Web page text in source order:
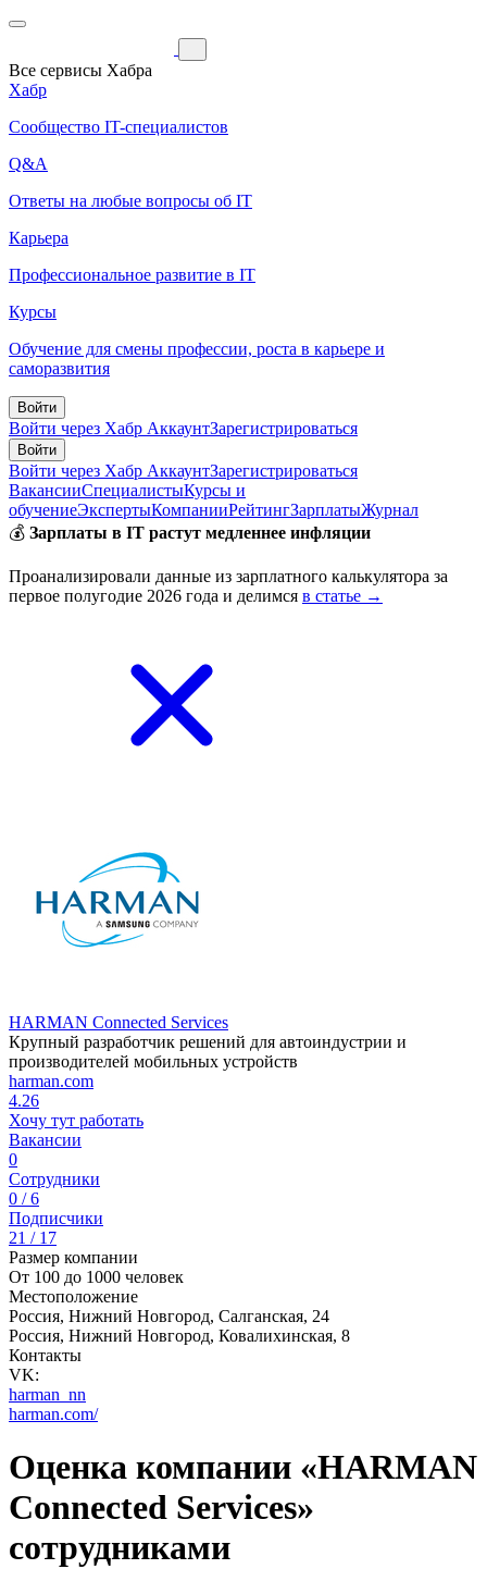
Все сервисы Хабра
Хабр
Сообщество IT-специалистов
Q&A
Ответы на любые вопросы об IT
Карьера
Профессиональное развитие в IT
Курсы
Обучение для смены профессии, роста в карьере и
саморазвития
Войти
Войти через Хабр АккаунтЗарегистрироваться
Войти
Войти через Хабр АккаунтЗарегистрироваться
ВакансииСпециалистыКурсы и
обучениеЭкспертыКомпанииРейтингЗарплатыЖурнал
💰 Зарплаты в IT растут медленнее инфляции
Проанализировали данные из зарплатного калькулятора за
первое полугодие 2026 года и делимся в статье →
HARMAN Connected Services
Крупный разработчик решений для автоиндустрии и
производителей мобильных устройств
harman.com
4.26
Хочу тут работать
Вакансии
0
Сотрудники
0 / 6
Подписчики
21 / 17
Размер компании
От 100 до 1000 человек
Местоположение
Россия, Нижний Новгород, Салганская, 24
Россия, Нижний Новгород, Ковалихинская, 8
Контакты
VK:
harman_nn
harman.com/
Оценка компании «HARMAN
Connected Services»
сотрудниками